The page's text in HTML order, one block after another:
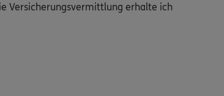
Versicherungsvermittlung erhalte ich